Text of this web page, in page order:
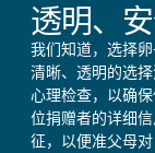
透明、
我们知道，选择
清晰、透明的选
心理检查，以确
位捐赠者的详细
征，以便准父母